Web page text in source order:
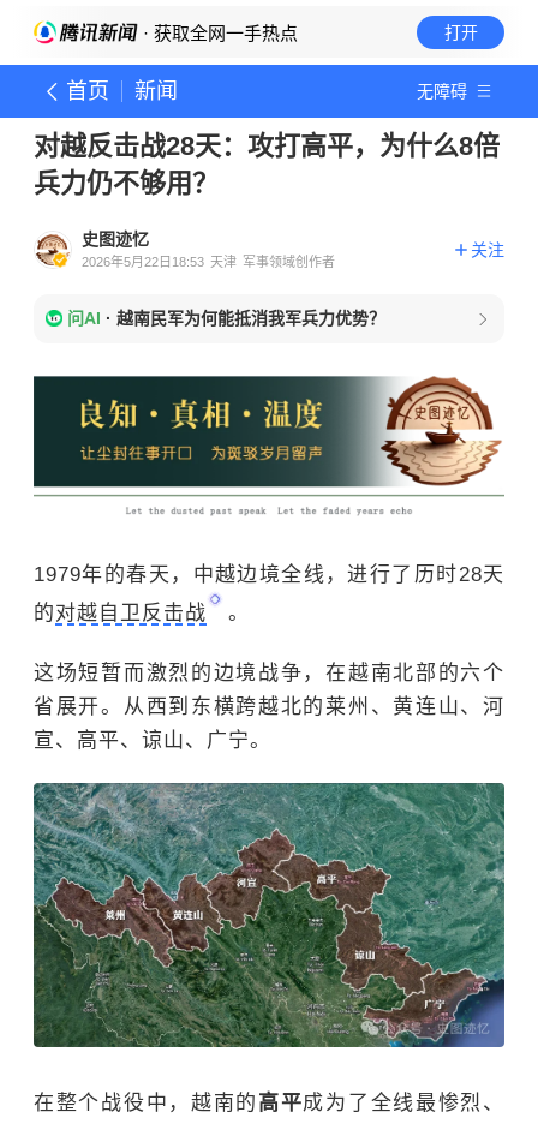
· 获取全网一手热点 打开
首页 新闻 无障碍
对越反击战28天：攻打高平，为什么8倍
兵力仍不够用？
史图迹忆
2026年5月22日18:53 天津 军事领域创作者
关注
问AI · 越南民军为何能抵消我军兵力优势？
1979年的春天，中越边境全线，进行了历时28天
的对越自卫反击战 。
这场短暂而激烈的边境战争，在越南北部的六个
省展开。从西到东横跨越北的莱州、黄连山、河
宣、高平、谅山、广宁。
在整个战役中，越南的 高平成为了全线最惨烈、